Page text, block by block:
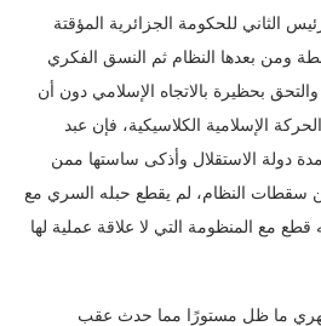
الثاني للحكومة الجزائرية المؤقتة
ومن بعدها النظام ثم النسق الفكري
بحظيرة بالاتجاه الإسلامي دون أن
الإسلامية الكلاسيكية، فإن عبد
دولة الاستقلال وأذكى ساستها ممن
سقطات النظام، لم يقطع حبله السري مع
قطع مع المنظومة التي لا علاقة عملية لها
مهري ما ظل مستورًا مما حدث عقب